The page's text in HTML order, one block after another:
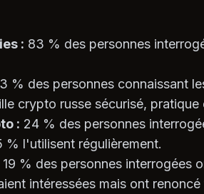
: 83 % des personnes
% des personnes connaissant
crypto russe sécurisé, pratique
: 24 % des personnes
% l'utilisent régulièrement.
19 % des personnes interrogées
intéressées mais ont